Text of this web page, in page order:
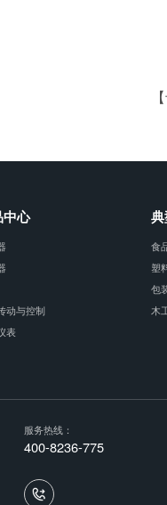
中心
动与控制
表
食
塑
包
木
服务热线：
400-8236-775